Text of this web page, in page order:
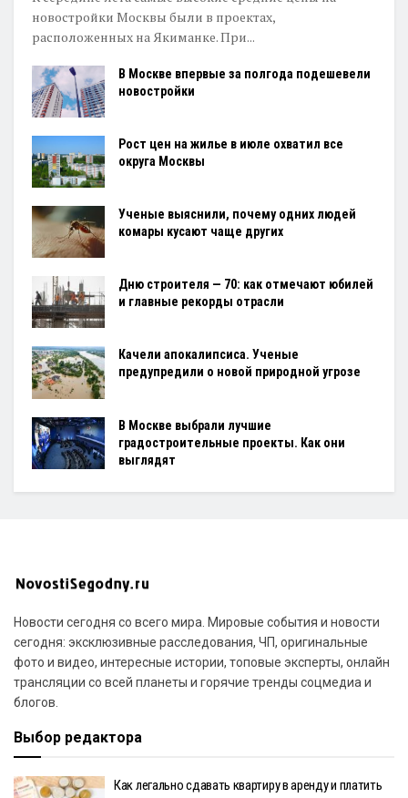
новостройки Москвы были в проектах,
расположенных на Якиманке. При...
В Москве впервые за полгода подешевели
новостройки
Рост цен на жилье в июле охватил все
округа Москвы
Ученые выяснили, почему одних людей
комары кусают чаще других
Дню строителя — 70: как отмечают юбилей
и главные рекорды отрасли
Качели апокалипсиса. Ученые
предупредили о новой природной угрозе
В Москве выбрали лучшие
градостроительные проекты. Как они
выглядят
Новости сегодня со всего мира. Мировые события и новости
сегодня: эксклюзивные расследования, ЧП, оригинальные
фото и видео, интересные истории, топовые эксперты, онлайн
трансляции со всей планеты и горячие тренды соцмедиа и
блогов.
Выбор редактора
Как легально сдавать квартиру в аренду и платить